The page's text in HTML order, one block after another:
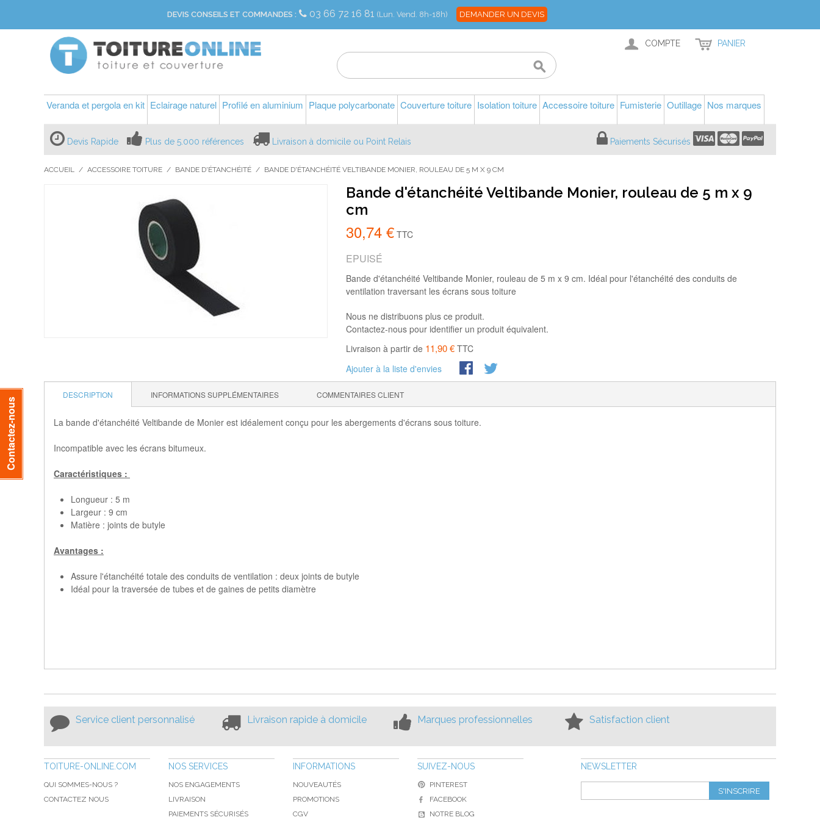
DEVIS CONSEILS ET COMMANDES : 03 66 72 16 81 (Lun. Vend. 8h-18h) DEMANDER UN DEVIS
COMPTE PANIER
Veranda et pergola en kit Eclairage naturel Profilé en aluminium Plaque polycarbonate Couverture toiture Isolation toiture Accessoire toiture Fumisterie Outillage Nos marques
Devis Rapide Plus de 5.000 références Livraison à domicile ou Point Relais Paiements Sécurisés
ACCUEIL / ACCESSOIRE TOITURE / BANDE D'ÉTANCHÉITÉ / BANDE D'ÉTANCHÉITÉ VELTIBANDE MONIER, ROULEAU DE 5 M X 9 CM
Bande d'étanchéité Veltibande Monier, rouleau de 5 m x 9
cm
30,74 € TTC
EPUISÉ
Bande d'étanchéité Veltibande Monier, rouleau de 5 m x 9 cm. Idéal pour l'étanchéité des conduits de
ventilation traversant les écrans sous toiture
Nous ne distribuons plus ce produit.
Contactez-nous pour identifier un produit équivalent.
Livraison à partir de 11,90 € TTC
Ajouter à la liste d'envies
DESCRIPTION INFORMATIONS SUPPLÉMENTAIRES COMMENTAIRES CLIENT
La bande d'étanchéité Veltibande de Monier est idéalement conçu pour les abergements d'écrans sous toiture.
Incompatible avec les écrans bitumeux.
Caractéristiques :
Longueur : 5 m
Largeur : 9 cm
Matière : joints de butyle
Avantages :
Assure l'étanchéité totale des conduits de ventilation : deux joints de butyle
Idéal pour la traversée de tubes et de gaines de petits diamètre
Service client personnalisé Livraison rapide à domicile Marques professionnelles Satisfaction client
NEWSLETTER
S'INSCRIRE
TOITURE-ONLINE.COM
QUI SOMMES-NOUS ?
CONTACTEZ NOUS
NOS SERVICES
NOS ENGAGEMENTS
LIVRAISON
PAIEMENTS SÉCURISÉS
INFORMATIONS
NOUVEAUTÉS
PROMOTIONS
CGV
SUIVEZ-NOUS
PINTEREST
FACEBOOK
NOTRE BLOG
Contactez-nous